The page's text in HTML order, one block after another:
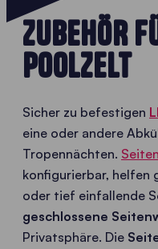
ZUBEHÖR
POOLZELT
Sicher zu befestigen
eine oder andere
Tropennächten.
konfigurierbar, helfen
oder tief einfallende
geschlossene
Privatsphäre. Die